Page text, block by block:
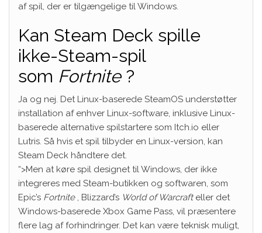
af spil, der er tilgængelige til Windows.
Kan Steam Deck spille
ikke-Steam-spil
som Fortnite?
Ja og nej. Det Linux-baserede SteamOS understøtter
installation af enhver Linux-software, inklusive Linux-
baserede alternative spilstartere som Itch.io eller
Lutris. Så hvis et spil tilbyder en Linux-version, kan
Steam Deck håndtere det.
“>Men at køre spil designet til Windows, der ikke
integreres med Steam-butikken og softwaren, som
Epic’s Fortnite, Blizzard’s World of Warcrafteller det
Windows-baserede Xbox Game Pass, vil præsentere
flere lag af forhindringer. Det kan være teknisk muligt,